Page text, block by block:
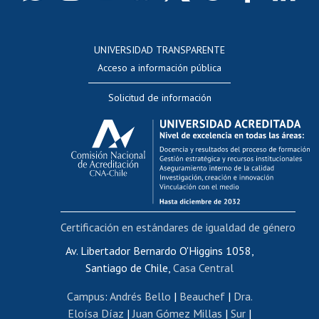
Evaluación docente
Calificación académica
Postulación al AUCAI
Funcionarias/os
Cursos internos de capacitación
Bienestar del personal
Portal de movilidad interna
Certificado de renta
Certificado de renta honorarios
Editar páginas blancas
UNIVERSIDAD TRANSPARENTE
Acceso a información pública
Solicitud de información
Av. Libertador Bernardo O'Higgins 1058,
Santiago de Chile, Casa Central
Campus: Andrés Bello | Beauchef| Dra.
Eloísa Díaz | Juan Gómez Millas | Sur |
Certificación en estándares de igualdad de género